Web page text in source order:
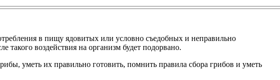
в пищу ядовитых или условно съедобных и неправильно
такого воздействия на организм будет подорвано.
уметь их правильно готовить, помнить правила сбора грибов и уметь